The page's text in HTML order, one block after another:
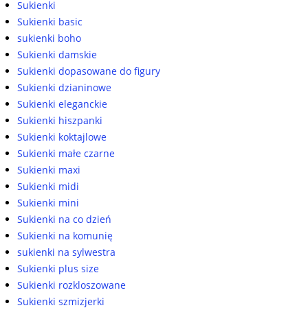
Sukienki
Sukienki basic
sukienki boho
Sukienki damskie
Sukienki dopasowane do figury
Sukienki dzianinowe
Sukienki eleganckie
Sukienki hiszpanki
Sukienki koktajlowe
Sukienki małe czarne
Sukienki maxi
Sukienki midi
Sukienki mini
Sukienki na co dzień
Sukienki na komunię
sukienki na sylwestra
Sukienki plus size
Sukienki rozkloszowane
Sukienki szmizjerki